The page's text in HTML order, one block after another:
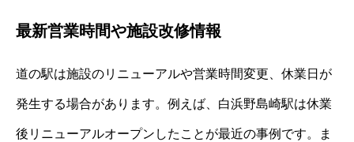
最新営業時間や施設改修情報
道の駅は施設のリニューアルや営業時間変更、休業日が
発生する場合があります。例えば、白浜野島崎駅は休業
後リニューアルオープンしたことが最近の事例です。ま